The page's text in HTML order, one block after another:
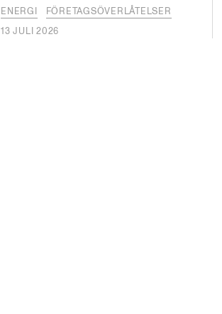
ENERGI
FÖRETAGSÖVERLÅTELSER
13 JULI 2026